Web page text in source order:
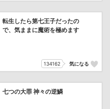
転生したら第七王子だったの
で、気ままに魔術を極めます
134162 気になる
七つの大罪 神々の逆鱗